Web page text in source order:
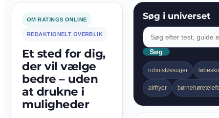
OM RATINGS ONLINE
REDAKTIONELT OVERBLIK
Et sted for dig,
der vil vælge
bedre – uden
at drukne i
muligheder
Søg i universet
Søg
robotstøvsuger løbesko
airfryer